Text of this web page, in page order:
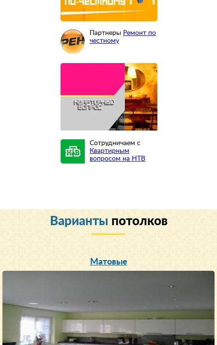
Партнеры Ремонт по
честному
Сотрудничаем с
Квартирным
вопросом на НТВ
Варианты потолков
Матовые